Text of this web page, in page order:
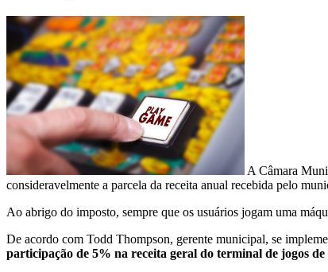
A Câmara
consideravelmente a parcela da receita anual recebida pelo
Ao abrigo do imposto, sempre que os usuários jogam uma
De acordo com Todd Thompson, gerente municipal, se
participação de 5% na receita geral do terminal de jogos de